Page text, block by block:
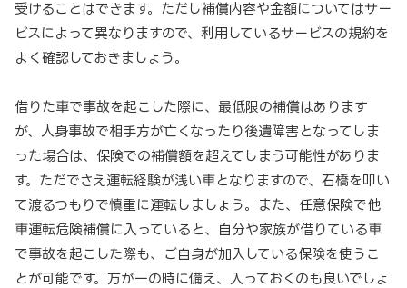
受けることはできます。ただし補償内容や金額についてはサー
ビスによって異なりますので、利用しているサービスの規約を
よく確認しておきましょう。
借りた車で事故を起こした際に、最低限の補償はあります
が、人身事故で相手方が亡くなったり後遺障害となってしま
った場合は、保険での補償額を超えてしまう可能性がありま
す。ただでさえ運転経験が浅い車となりますので、石橋を叩い
て渡るつもりで慎重に運転しましょう。また、任意保険で他
車運転危険補償に入っていると、自分や家族が借りている車
で事故を起こした際も、ご自身が加入している保険を使うこ
とが可能です。万が一の時に備え、入っておくのも良いでしょ